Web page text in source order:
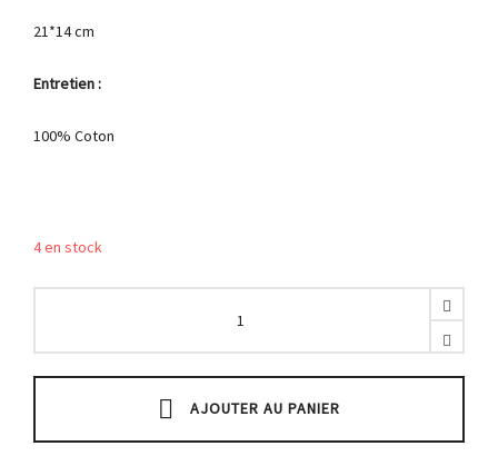
21*14 cm
Entretien :
100% Coton
4 en stock
AJOUTER AU PANIER